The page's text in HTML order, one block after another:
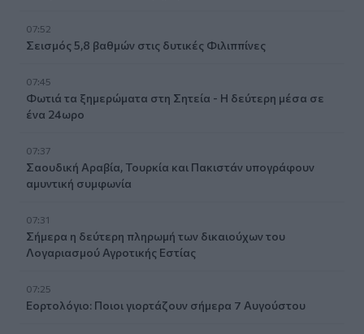
07:52
Σεισμός 5,8 βαθμών στις δυτικές Φιλιππίνες
07:45
Φωτιά τα ξημερώματα στη Σητεία - Η δεύτερη μέσα σε
ένα 24ωρο
07:37
Σαουδική Αραβία, Τουρκία και Πακιστάν υπογράφουν
αμυντική συμφωνία
07:31
Σήμερα η δεύτερη πληρωμή των δικαιούχων του
Λογαριασμού Αγροτικής Εστίας
07:25
Εορτολόγιο: Ποιοι γιορτάζουν σήμερα 7 Αυγούστου